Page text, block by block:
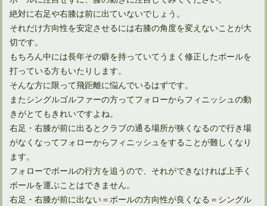
絶対に右足や右膝は前に出ていないでしょう。
それだけ方向性を安定させるには右膝の角度を変えないことが大
切です。
もちろん中には長年その癖を持っていてうまく修正したボールを
打っている方もいたりします。
そんな方に限って飛距離に悩んでいるはずです。
またシングルゴルファーの方ってフォローからフィニッシュの動
きがとてもきれいですよね。
右足・右膝が前に出るとクラブの通る場所が狭くなるので行き場
がなくなってフォローからフィニッシュをすることが難しくなり
ます。
フォローでボールの行方を追うので、それができなければ上手く
ボールを運ぶことはできません。
右足・右膝が前に出ない＝ボールの方向性が良くなる＝シングル